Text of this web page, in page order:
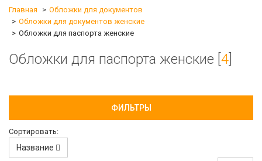
Главная
Обложки для документов
Обложки для документов женские
Обложки для паспорта женские
Обложки для паспорта женские [ 4
ФИЛЬТРЫ
Сортировать:
Название